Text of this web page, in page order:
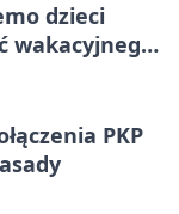
dzieci
wakacyjnego
PKP